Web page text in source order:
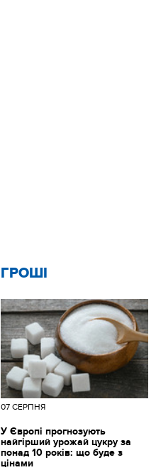
ГРОШІ
07 СЕРПНЯ
У Європі прогнозують
найгірший урожай цукру за
понад 10 років: що буде з
цінами